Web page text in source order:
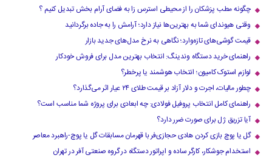
چگونه مطب پزشکان را از محیطی استرس زا به فضای آرام بخش تبدیل کنیم ؟
وقتی هیوندای شما به بهترین‌ها نیاز دارد؛ آرامش را به جاده برگردانید
قیمت گوشی‌های تازه‌وارد؛ نگاهی به نرخ مدل‌های جدید بازار
راهنمای خرید دستگاه وندینگ: انتخاب بهترین مدل برای فروش خودکار
لوازم استوک کامیون؛ انتخاب هوشمند یا پرخطر؟
چطور مالیات، اجرت و دلار آزاد بر قیمت طلای ۲۴ عیار اثر می‌گذارد؟
راهنمای کامل انتخاب پروفیل فولادی: چه ابعادی برای پروژه شما مناسب است؟
آیا تزریق ژل برای صورت ضرر دارد​؟
گل یا پوچ بازی کردن هادی حجازی‌فر با قهرمان مسابقات گل یا پوچ-راهبرد معاصر
استخدام جوشکار، کارگر ساده و اپراتور دستگاه در گروه صنعتی آفر در تهران